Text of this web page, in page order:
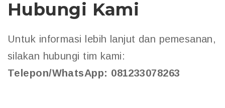
Hubungi Kami
Untuk informasi lebih lanjut dan pemesanan,
silakan hubungi tim kami:
Telepon/WhatsApp: 081233078263